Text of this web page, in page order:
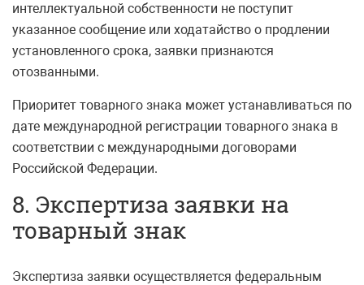
интеллектуальной собственности не поступит
указанное сообщение или ходатайство о продлении
установленного срока, заявки признаются
отозванными.
Приоритет товарного знака может устанавливаться по
дате международной регистрации товарного знака в
соответствии с международными договорами
Российской Федерации.
8. Экспертиза заявки на
товарный знак
Экспертиза заявки осуществляется федеральным